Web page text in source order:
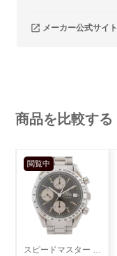
メーカー公式サイト
商品を比較する
閲覧中
スピードマスター デイト